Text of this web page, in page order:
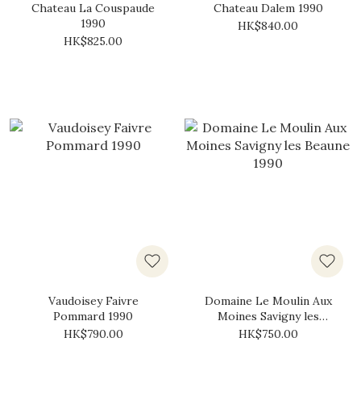
Chateau La Couspaude
1990
HK$825.00
Chateau Dalem 1990
HK$840.00
Vaudoisey Faivre
Pommard 1990
HK$790.00
Domaine Le Moulin Aux
Moines Savigny les
Beaune 1990
HK$750.00